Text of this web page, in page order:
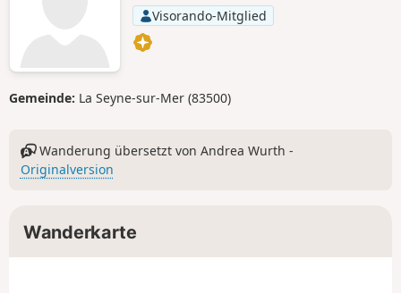
Visorando-Mitglied
Gemeinde: La Seyne-sur-Mer (83500)
Wanderung übersetzt von Andrea Wurth -
Originalversion
Wanderkarte